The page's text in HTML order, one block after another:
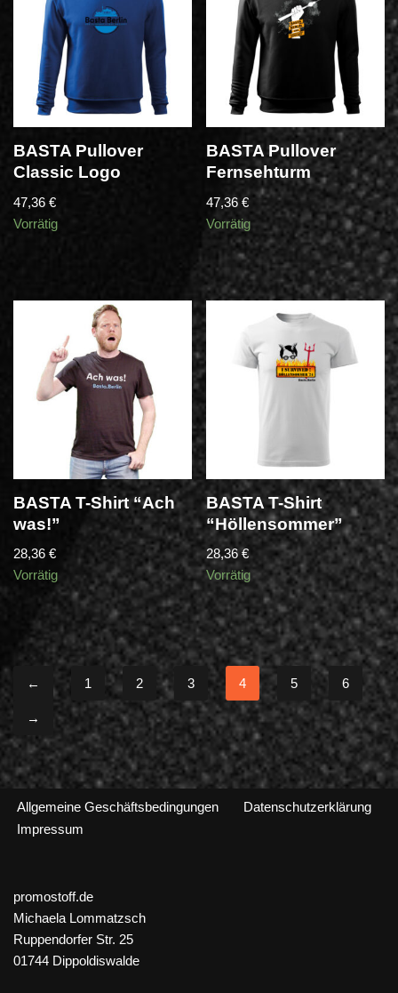
BASTA Pullover
Classic Logo
47,36 €
Vorrätig
BASTA Pullover
Fernsehturm
47,36€
Vorrätig
BASTA T-Shirt “Ach
was!”
28,36 €
Vorrätig
BASTA T-Shirt
“Höllensommer”
28,36€
Vorrätig
← 1 2 3 4 5 6
→
Allgemeine Geschäftsbedingungen
Datenschutzerklärung
Impressum
promostoff.de
Michaela Lommatzsch
Ruppendorfer Str. 25
01744 Dippoldiswalde